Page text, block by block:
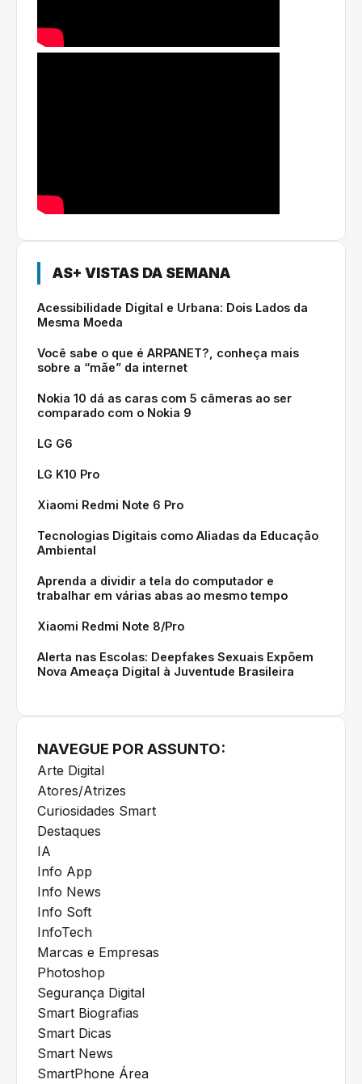
AS+ VISTAS DA SEMANA
Acessibilidade Digital e Urbana: Dois Lados da
Mesma Moeda
Você sabe o que é ARPANET?, conheça mais
sobre a “mãe” da internet
Nokia 10 dá as caras com 5 câmeras ao ser
comparado com o Nokia 9
LG G6
LG K10 Pro
Xiaomi Redmi Note 6 Pro
Tecnologias Digitais como Aliadas da Educação
Ambiental
Aprenda a dividir a tela do computador e
trabalhar em várias abas ao mesmo tempo
Xiaomi Redmi Note 8/Pro
Alerta nas Escolas: Deepfakes Sexuais Expõem
Nova Ameaça Digital à Juventude Brasileira
NAVEGUE POR ASSUNTO:
Arte Digital
Atores/Atrizes
Curiosidades Smart
Destaques
IA
Info App
Info News
Info Soft
InfoTech
Marcas e Empresas
Photoshop
Segurança Digital
Smart Biografias
Smart Dicas
Smart News
SmartPhone Área